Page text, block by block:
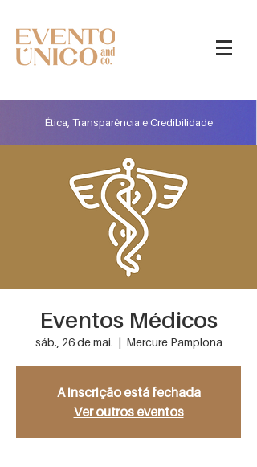
Ética, Transparência e Credibilidade
Eventos Médicos
sáb., 26 de mai.
  |
Mercure Pamplona
A inscrição está fechada
Ver outros eventos